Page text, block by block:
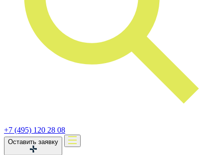
+7 (495) 120 28 08
Оставить заявку